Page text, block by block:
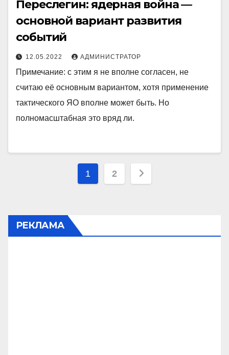
Переслегин: ядерная война —
основной вариант развития
событий
12.05.2022 АДМИНИСТРАТОР
Примечание: с этим я не вполне согласен, не
считаю её основным вариантом, хотя применение
тактического ЯО вполне может быть. Но
полномасштабная это вряд ли.
Пагинация
1 2
РЕКЛАМА